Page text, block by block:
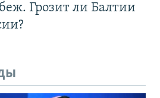
Грозит ли Балтии